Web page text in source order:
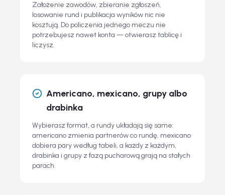
Założenie zawodów, zbieranie zgłoszeń,
losowanie rund i publikacja wyników nic nie
kosztują. Do policzenia jednego meczu nie
potrzebujesz nawet konta — otwierasz tablicę i
liczysz.
Americano, mexicano, grupy albo
drabinka
Wybierasz format, a rundy układają się same:
americano zmienia partnerów co rundę, mexicano
dobiera pary według tabeli, a każdy z każdym,
drabinka i grupy z fazą pucharową grają na stałych
parach.